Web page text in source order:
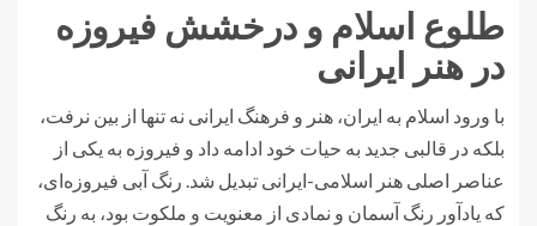
طلوع اسلام و درخشش فیروزه
در هنر ایرانی
با ورود اسلام به ایران، هنر و فرهنگ ایرانی نه تنها از بین نرفت،
بلکه در قالبی جدید به حیات خود ادامه داد و فیروزه به یکی از
عناصر اصلی هنر اسلامی-ایرانی تبدیل شد. رنگ آبی فیروزه‌ای،
که یادآور رنگ آسمان و نمادی از معنویت و ملکوت بود، به رنگ